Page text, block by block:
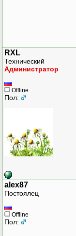
RXL
Технический
Администратор
Offline
Пол:
alex87
Постоялец
Offline
Пол: